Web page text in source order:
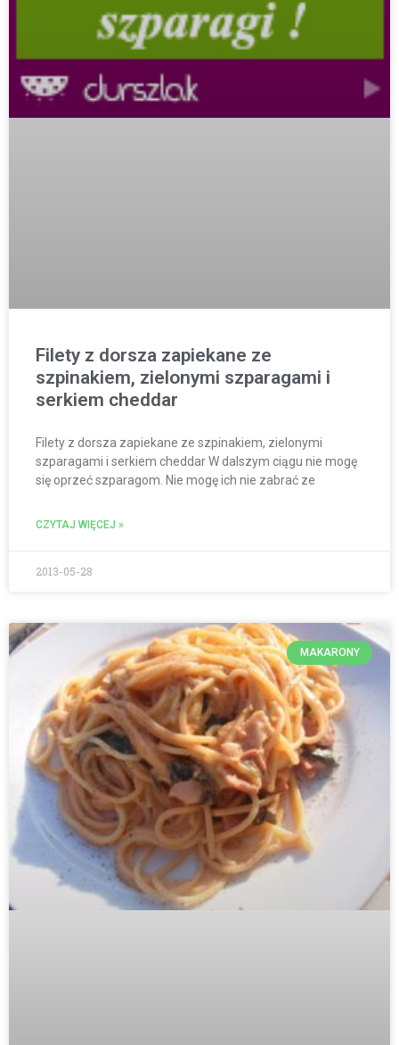
Filety z dorsza zapiekane ze
szpinakiem, zielonymi szparagami i
serkiem cheddar
Filety z dorsza zapiekane ze szpinakiem, zielonymi
szparagami i serkiem cheddar W dalszym ciągu nie mogę
się oprzeć szparagom. Nie mogę ich nie zabrać ze
CZYTAJ WIĘCEJ »
2013-05-28
MAKARONY